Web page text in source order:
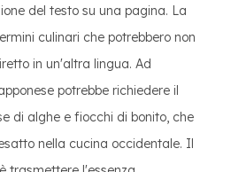
del testo su una pagina. La
culinari che potrebbero non
in un'altra lingua. Ad
potrebbe richiedere il
di alghe e fiocchi di bonito, che
nella cucina occidentale. Il